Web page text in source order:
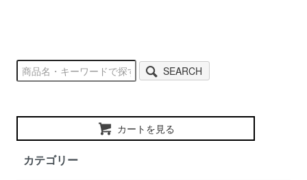
SEARCH
カートを見る
カテゴリー